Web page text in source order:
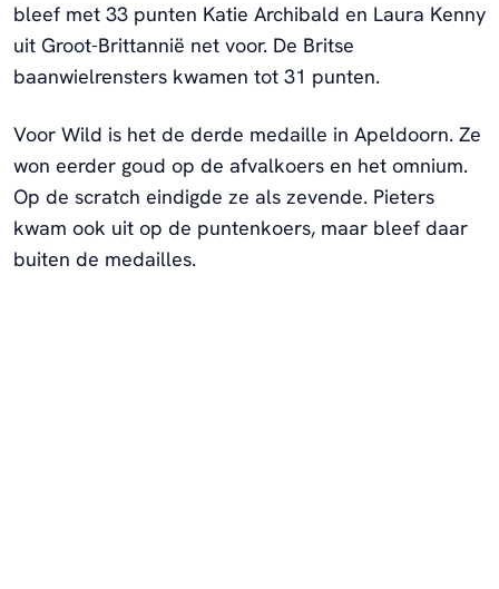
bleef met 33 punten Katie Archibald en Laura Kenny
uit Groot-Brittannië net voor. De Britse
baanwielrensters kwamen tot 31 punten.
Voor Wild is het de derde medaille in Apeldoorn. Ze
won eerder goud op de afvalkoers en het omnium.
Op de scratch eindigde ze als zevende. Pieters
kwam ook uit op de puntenkoers, maar bleef daar
buiten de medailles.